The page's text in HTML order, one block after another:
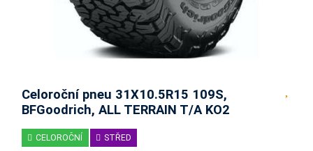
Celoroční pneu 31X10.5R15 109S,
BFGoodrich, ALL TERRAIN T/A KO2
CELOROČNÍ STŘED